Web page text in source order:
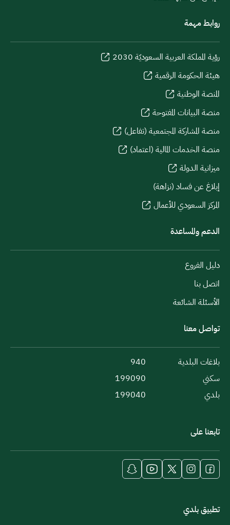
روابط مهمة
رؤية المملكة العربية السعوديّة 2030
هيئة الحكومة الرقمية
المنصة الوطنية
منصة البيانات المفتوحة
منصة المشاركة المجتمعية (تفاعل)
منصة الخدمات المالية (اعتماد)
ميزانية الدولة
إبلاغ عن فساد (نزاهة)
المركز السعودي للأعمال
الدعم والمساعدة
دليل الفروع
اتصل بنا
الأسئلة الشائعة
تواصل معنا
بلاغات البلدية
940
سكني
199090
بلدي
199040
تابعنا على
تطبيق بلدي